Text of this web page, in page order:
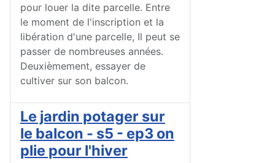
pour louer la dite parcelle. Entre
le moment de l'inscription et la
libération d'une parcelle, Il peut se
passer de nombreuses années.
Deuxièmement, essayer de
cultiver sur son balcon.
Le jardin potager sur
le balcon - s5 - ep3 on
plie pour l'hiver